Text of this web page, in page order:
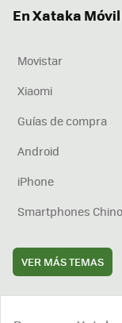
En Xataka
Movistar
Xiaomi
Guías de compra
Android
iPhone
Smartphones
VER MÁS TEMAS